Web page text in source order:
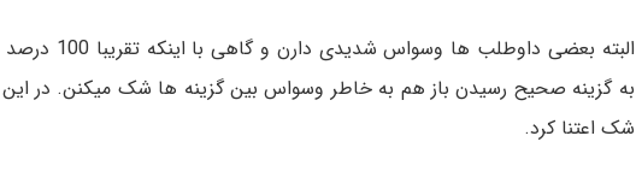
البته بعضی داوطلب ها
به گزینه صحیح رسیدن باز هم به خاطر وسواس بین گزینه ها شک میکنن. در این
شک اعتنا کرد.